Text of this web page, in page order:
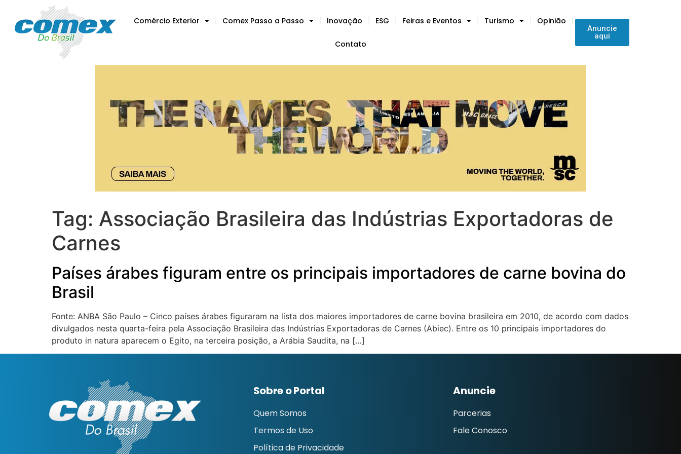
Comércio Exterior Comex Passo a Passo Inovação ESG Feiras e Eventos Turismo Opinião
Contato
Anuncie
aqui
Tag: Associação Brasileira das Indústrias Exportadoras de
Carnes
Países árabes figuram entre os principais importadores de carne bovina do
Brasil
Fonte: ANBA São Paulo – Cinco países árabes figuraram na lista dos maiores importadores de carne bovina brasileira em 2010, de acordo com dados
divulgados nesta quarta-feira pela Associação Brasileira das Indústrias Exportadoras de Carnes (Abiec). Entre os 10 principais importadores do
produto in natura aparecem o Egito, na terceira posição, a Arábia Saudita, na […]
Sobre o Portal
Quem Somos
Termos de Uso
Política de Privacidade
Anuncie
Parcerias
Fale Conosco